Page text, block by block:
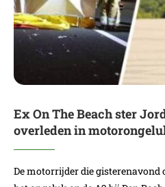
Ex On The Beach ster
overleden in
De motorrijder die gisterenavond